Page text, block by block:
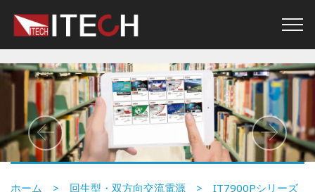
Previous
ホーム > 回生型・双方向交流電源 > IT7900Pシリーズ